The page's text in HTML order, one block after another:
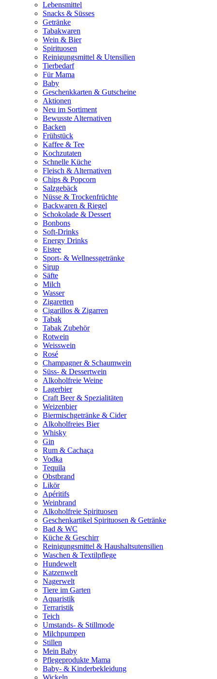
Lebensmittel
Snacks & Süsses
Getränke
Tabakwaren
Wein & Bier
Spirituosen
Reinigungsmittel & Utensilien
Tierbedarf
Für Mama
Baby
Geschenkkarten & Gutscheine
Aktionen
Neu im Sortiment
Bewusste Alternativen
Backen
Frühstück
Kaffee & Tee
Kochzutaten
Schnelle Küche
Fleisch & Alternativen
Chips & Popcorn
Salzgebäck
Nüsse & Trockenfrüchte
Backwaren & Riegel
Schokolade & Dessert
Bonbons
Soft-Drinks
Energy Drinks
Eistee
Sport- & Wellnessgetränke
Sirup
Säfte
Milch
Wasser
Zigaretten
Cigarillos & Zigarren
Tabak
Tabak Zubehör
Rotwein
Weisswein
Rosé
Champagner & Schaumwein
Süss- & Dessertwein
Alkoholfreie Weine
Lagerbier
Craft Beer & Spezialitäten
Weizenbier
Biermischgetränke & Cider
Alkoholfreies Bier
Whisky
Gin
Rum & Cachaça
Vodka
Tequila
Obstbrand
Likör
Apéritifs
Weinbrand
Alkoholfreie Spirituosen
Geschenkartikel Spirituosen & Getränke
Bad & WC
Küche & Geschirr
Reinigungsmittel & Haushaltsutensilien
Waschen & Textilpflege
Hundewelt
Katzenwelt
Nagerwelt
Tiere im Garten
Aquaristik
Terraristik
Teich
Umstands- & Stillmode
Milchpumpen
Stillen
Mein Baby
Pflegeprodukte Mama
Baby- & Kinderbekleidung
Wickeln